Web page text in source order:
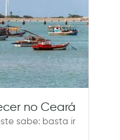
no Ceará
sabe: basta ir